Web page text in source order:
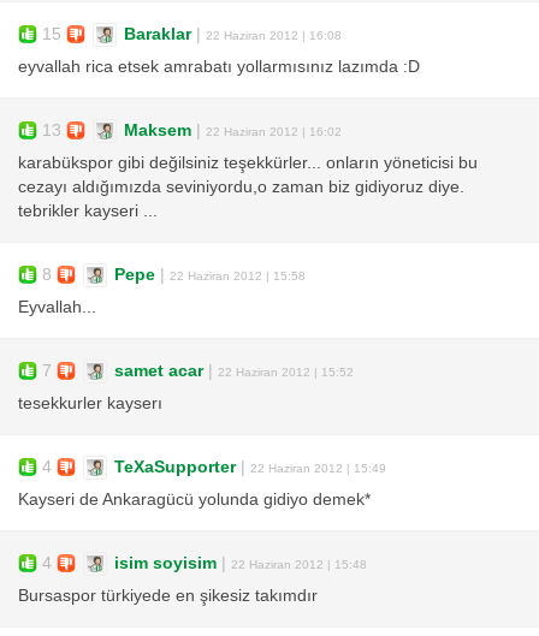
15 Baraklar| 22 Haziran 2012 | 16:08
eyvallah rica etsek amrabatı yollarmısınız lazımda :D
13 Maksem | 22 Haziran 2012 | 16:02
karabükspor gibi değilsiniz teşekkürler... onların yöneticisi bu
cezayı aldığımızda seviniyordu,o zaman biz gidiyoruz diye.
tebrikler kayseri ...
8 Pepe | 22 Haziran 2012 | 15:58
Eyvallah...
7 samet acar| 22 Haziran 2012 | 15:52
tesekkurler kayserı
4 TeXaSupporter| 22 Haziran 2012 | 15:49
Kayseri de Ankaragücü yolunda gidiyo demek*
4 isim soyisim | 22 Haziran 2012 | 15:48
Bursaspor türkiyede en şikesiz takımdır